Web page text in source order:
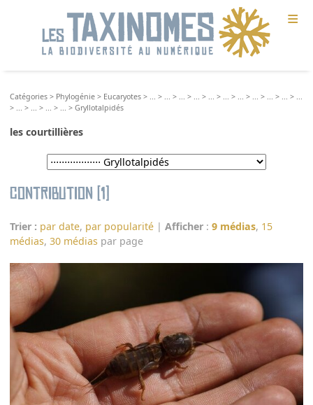
≡
Catégories > Phylogénie > Eucaryotes > > > > > > > > > > >
>
> > > >Gryllotalpidés
les courtillières
Contribution (1)
Trier : par date, par popularité |Afficher :9 médias, 15
médias,30 médias par page